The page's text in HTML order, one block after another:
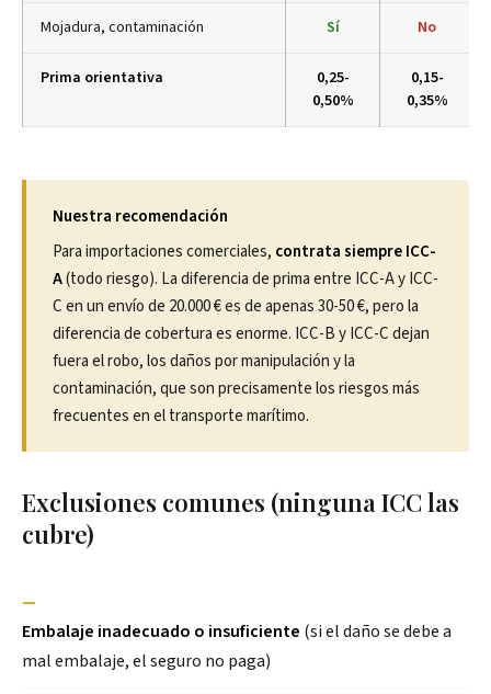
Mojadura, contaminación Sí No
Prima orientativa
0,25-
0,50%
0,15-
0,35%
Nuestra recomendación
Para importaciones comerciales, contrata siempre ICC-
A(todo riesgo). La diferencia de prima entre ICC-A y ICC-
C en un envío de 20.000 € es de apenas 30-50 €, pero la
diferencia de cobertura es enorme. ICC-B y ICC-C dejan
fuera el robo, los daños por manipulación y la
contaminación, que son precisamente los riesgos más
frecuentes en el transporte marítimo.
Exclusiones comunes (ninguna ICC las
cubre)
—
Embalaje inadecuado o insuficiente (si el daño se debe a
mal embalaje, el seguro no paga)